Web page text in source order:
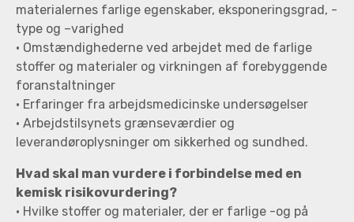
materialernes farlige egenskaber, eksponeringsgrad, -
type og –varighed
• Omstændighederne ved arbejdet med de farlige
stoffer og materialer og virkningen af forebyggende
foranstaltninger
• Erfaringer fra arbejdsmedicinske undersøgelser
• Arbejdstilsynets grænseværdier og
leverandøroplysninger om sikkerhed og sundhed.
Hvad skal man vurdere i forbindelse med en
kemisk risikovurdering?
• Hvilke stoffer og materialer, der er farlige -og på